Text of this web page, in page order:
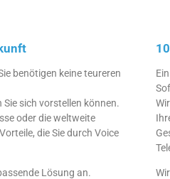
benötigen keine teureren
sich vorstellen können.
oder die weltweite
die Sie durch Voice
Lösung an.